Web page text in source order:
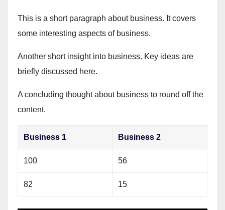
This is a short paragraph about business. It covers
some interesting aspects of business.
Another short insight into business. Key ideas are
briefly discussed here.
A concluding thought about business to round off the
content.
Business 1 Business 2
100 56
82 15